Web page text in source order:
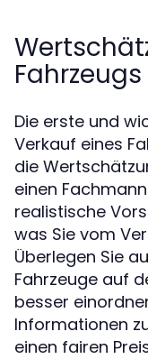
Fahrzeugs
Die erste und
Verkauf eines
die
einen
realistische
was Sie vom
Überlegen Sie
Fahrzeuge auf
besser
Informationen
einen fairen